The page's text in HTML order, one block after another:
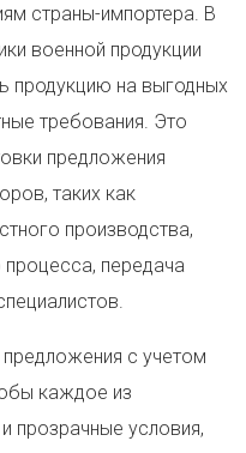
страны-импортера. В
военной продукции
продукцию на выгодных
требования. Это
предложения
таких как
производства,
процесса, передача
с учетом
каждое из
прозрачные условия,